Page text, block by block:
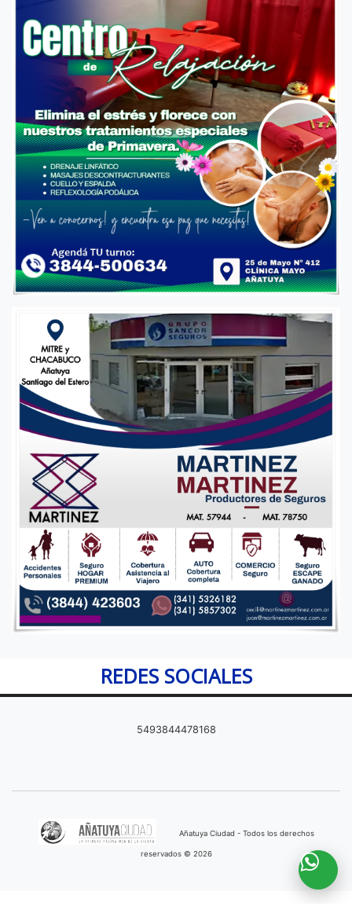
REDES SOCIALES
5493844478168
Añatuya Ciudad - Todos los derechos
reservados © 2026